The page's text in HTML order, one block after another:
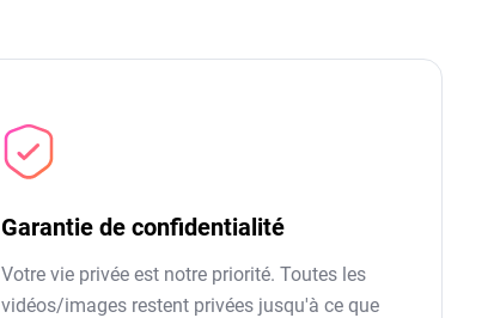
Garantie de confidentialité
Votre vie privée est notre priorité. Toutes les
vidéos/images restent privées jusqu'à ce que